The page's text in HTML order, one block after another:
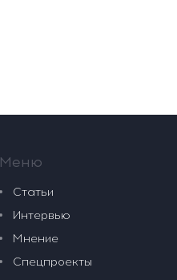
Меню
Статьи
Интервью
Мнение
Спецпроекты